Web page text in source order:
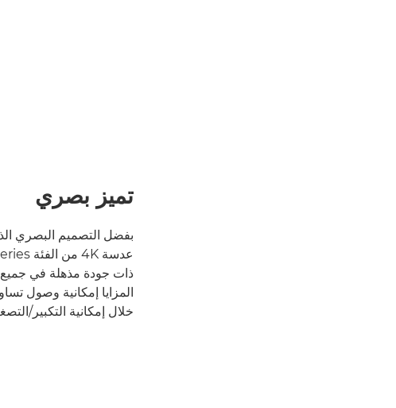
تميز بصري
بفضل التصميم البصري
خلال إمكانية التكبير/التصغير المتقدمة بمعدل 30 ضعفًا